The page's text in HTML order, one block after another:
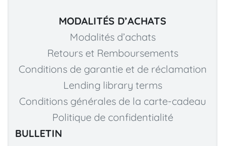
MODALITÉS D’ACHATS
Modalités d’achats
Retours et Remboursements
Conditions de garantie et de réclamation
Lending library terms
Conditions générales de la carte-cadeau
Politique de confidentialité
BULLETIN